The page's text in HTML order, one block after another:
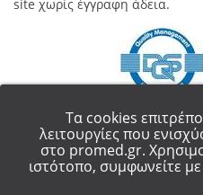
Τα cookies
λειτουργίες που
στο promed.gr.
ιστότοπο, συμφωνείτε
site χωρίς έγγραφη άδεια.
COPYRIGHT 2018 - ALL RIGHT